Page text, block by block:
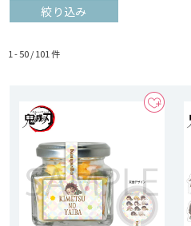
絞り込み
1 - 50 /101 件